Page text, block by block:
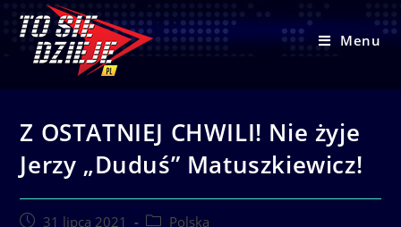
content
Menu
Z OSTATNIEJ CHWILI! Nie żyje
Jerzy „Duduś” Matuszkiewicz!
Post31 lipca 2021
PostPolska